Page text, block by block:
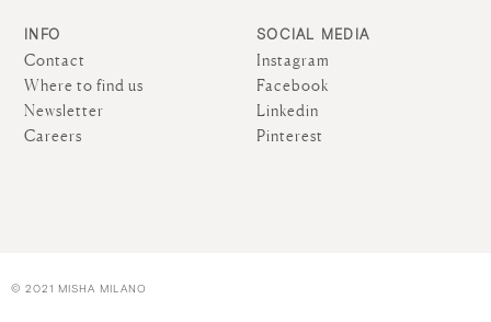
INFO
Contact
Where to find us
Newsletter
Careers
SOCIAL MEDIA
Instagram
Facebook
Linkedin
Pinterest
© 2021 MISHA MILANO